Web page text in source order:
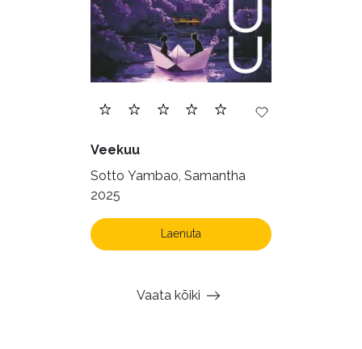
Veekuu
Sotto Yambao, Samantha
2025
Laenuta
Vaata kõiki